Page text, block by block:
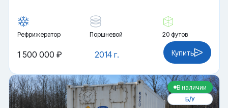
Рефрижератор Поршневой 20 футов
2014 г.
1 500 000 ₽ Купить
В наличии
Б/У